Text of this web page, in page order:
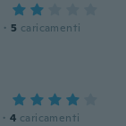
· 5 caricamenti
· 4 caricamenti